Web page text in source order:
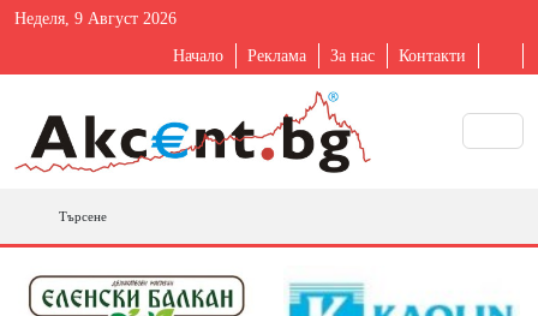
Неделя, 9 Август 2026
Начало Реклама За нас Контакти
Търсене